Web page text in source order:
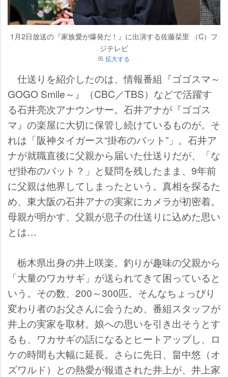
1月2日放送の『家族愛が爆発だ！』に出演する佐藤栞里 （C）フ
ジテレビ
拡大する
仕送りを紹介したのは、情報番組『ゴゴスマ～
GOGO Smile～』（CBC／TBS）などで活躍す
る石井亮次アナウンサー。石井アナが『ゴゴス
マ』の楽屋に大切に保管し続けているものが。そ
れは「阪神タイガース“掛布のバット”」。石井ア
ナが就職直後に父親から届いた仕送りだが、「な
ぜ掛布のバット？」と疑問を残したまま、9年前
に父親は他界してしまったという。真相を探るた
め、東大阪の石井アナの実家にカメラが初密着。
母親が明かす、父親が息子の仕送りに込めた思い
とは…
栃木県出身の井上咲楽。釣りが趣味の父親から
「大量のワカサギ」が送られてきて困っていると
いう。その数、200～300匹。そんなちょっぴり
変わり者のお父さんに会うため、番組スタッフが
井上の実家を取材。娘への思いを引き出そうとす
るも、ワカサギの話になるとヒートアップし、ロ
ケの時間も大幅に延長。さらに先日、畠中悠（オ
ズワルド）との熱愛が報道された井上が、井上家